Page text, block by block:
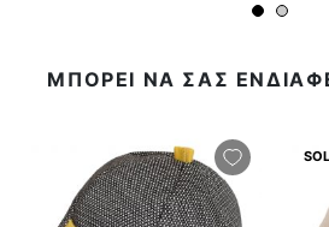
ΜΠΟΡΕΙ ΝΑ ΣΑΣ